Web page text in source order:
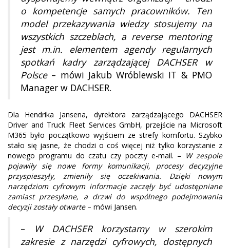
o kompetencje samych pracowników. Ten
model przekazywania wiedzy stosujemy na
wszystkich szczeblach, a reverse mentoring
jest m.in. elementem agendy regularnych
spotkań kadry zarządzającej DACHSER w
Polsce– mówi Jakub Wróblewski IT & PMO
Manager w DACHSER.
Dla Hendrika Jansena, dyrektora zarządzającego DACHSER
Driver and Truck Fleet Services GmbH, przejście na Microsoft
M365 było początkowo wyjściem ze strefy komfortu. Szybko
stało się jasne, że chodzi o coś więcej niż tylko korzystanie z
nowego programu do czatu czy poczty e-mail. – W zespole
pojawiły się nowe formy komunikacji, procesy decyzyjne
przyspieszyły, zmieniły się oczekiwania. Dzięki nowym
narzędziom cyfrowym informacje zaczęły być udostępniane
zamiast przesyłane, a drzwi do wspólnego podejmowania
decyzji zostały otwarte– mówi Jansen.
–
W DACHSER korzystamy w szerokim
zakresie z narzędzi cyfrowych, dostępnych